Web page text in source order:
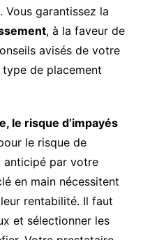
garantissez la
, à la faveur de
avisés de votre
de placement
le risque d’impayés
le risque de
anticipé par votre
en main nécessitent
rentabilité. Il faut
et sélectionner les